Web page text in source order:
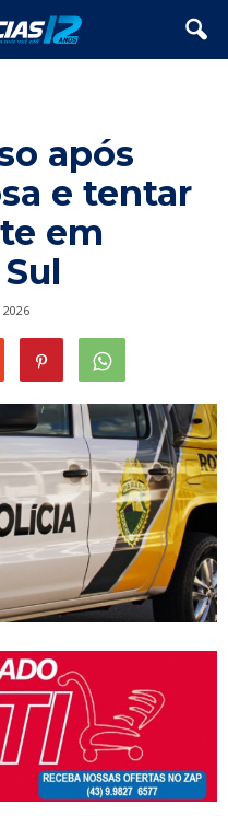
após
e tentar
em